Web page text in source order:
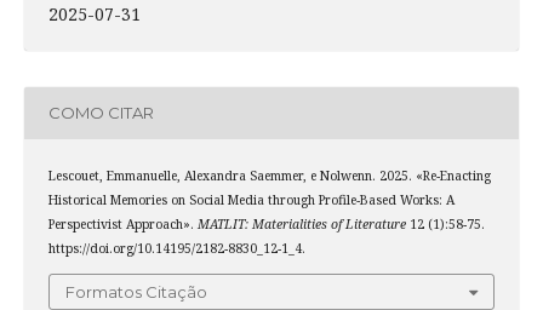
2025-07-31
COMO CITAR
Lescouet, Emmanuelle, Alexandra Saemmer, e Nolwenn. 2025. «Re-Enacting
Historical Memories on Social Media through Profile-Based Works: A
Perspectivist Approach». MATLIT: Materialities of Literature12 (1):58-75.
https://doi.org/10.14195/2182-8830_12-1_4.
Formatos Citação